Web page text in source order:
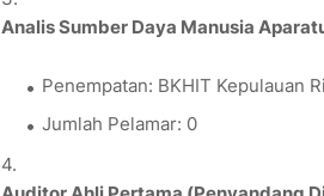
Analis Sumber Daya Manusia
Penempatan: BKHIT Kepulauan
Jumlah Pelamar: 0